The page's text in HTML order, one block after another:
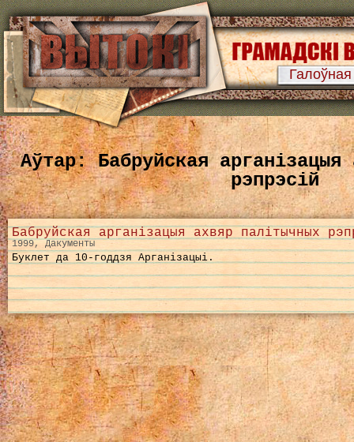
Галоўная
Аўтар: Бабруйская арганізацыя
рэпрэсій
Бабруйская арганізацыя ахвяр палітычных
1999, Дакументы
Буклет да 10-годдзя Арганізацыі.